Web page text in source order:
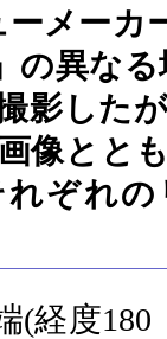
メーカ
の異な
影した
像とと
れぞれ
(経度180